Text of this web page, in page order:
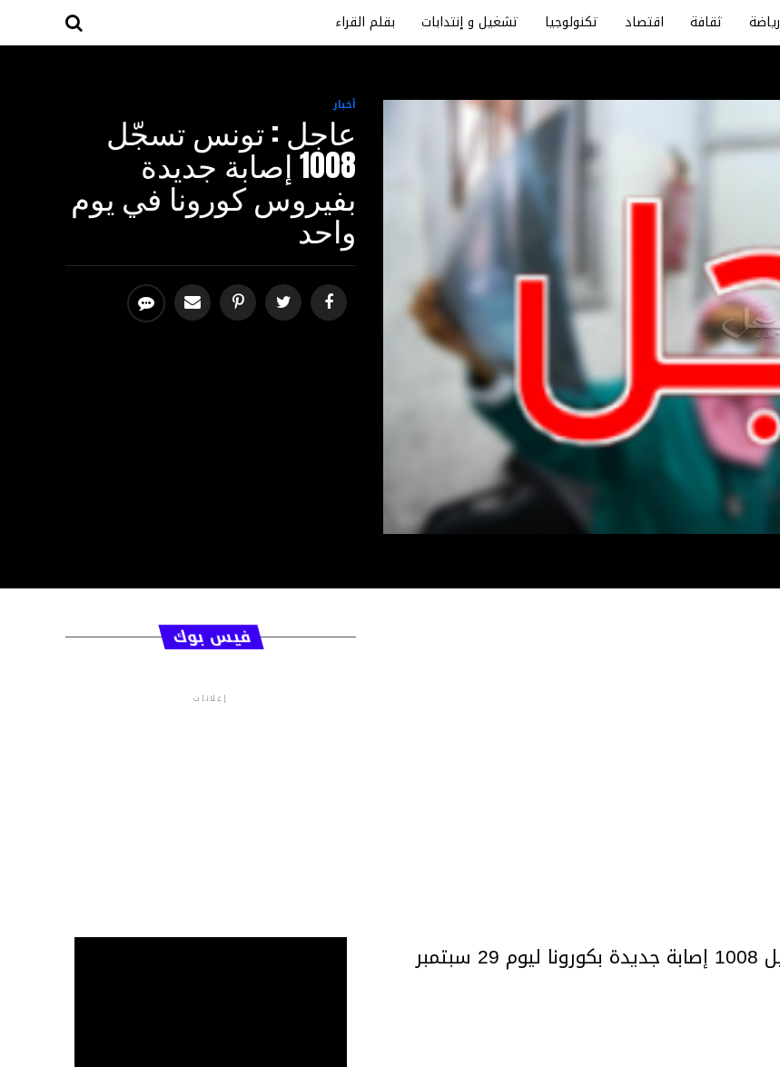
رياضة ثقافة اقتصاد تكنولوجيا تشغيل و إنتدابات بقلم القراء
أخبار
عاجل : تونس تسجّل
1008 إصابة جديدة
بفيروس كورونا في يوم
واحد
أعلنت وزارة الصحة اليوم الأربعاء تسجيل 1008 إصابة جديدة بكورونا ليوم 29 سبتمبر
فيس بوك
إعلانات